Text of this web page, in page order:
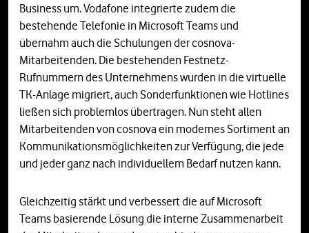
Business um. Vodafone integrierte zudem die
bestehende Telefonie in Microsoft Teams und
übernahm auch die Schulungen der cosnova-
Mitarbeitenden. Die bestehenden Festnetz-
Rufnummern des Unternehmens wurden in die virtuelle
TK-Anlage migriert, auch Sonderfunktionen wie Hotlines
ließen sich problemlos übertragen. Nun steht allen
Mitarbeitenden von cosnova ein modernes Sortiment an
Kommunikationsmöglichkeiten zur Verfügung, die jede
und jeder ganz nach individuellem Bedarf nutzen kann.
Gleichzeitig stärkt und verbessert die auf Microsoft
Teams basierende Lösung die interne Zusammenarbeit